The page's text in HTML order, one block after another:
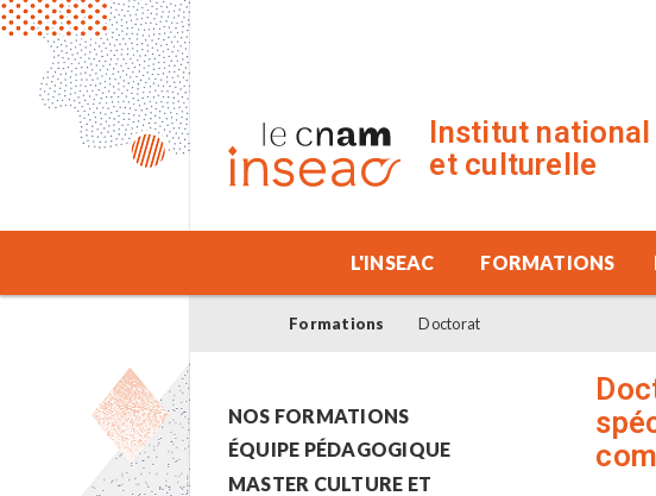
Institut national
et culturelle
L'INSEAC FORMATIONS
Formations Doctorat
NOS FORMATIONS
ÉQUIPE PÉDAGOGIQUE
MASTER CULTURE ET